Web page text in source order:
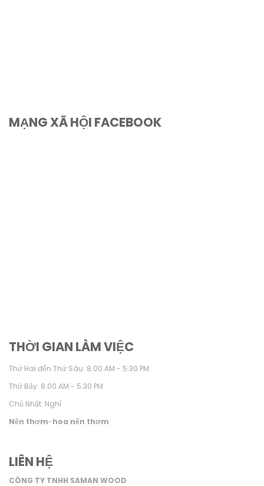
MẠNG XÃ HỘI FACEBOOK
THỜI GIAN LÀM VIỆC
Thứ Hai đến Thứ Sáu: 8.00 AM - 5.30 PM
Thứ Bảy: 8.00 AM - 5.30 PM
Chủ Nhật: Nghỉ
Nến thơm-hoa nến thơm
LIÊN HỆ
CÔNG TY TNHH SAMAN WOOD